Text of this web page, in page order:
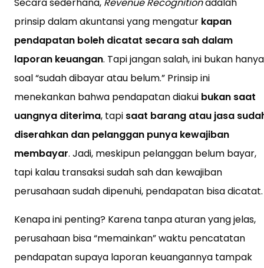
Secara sederhana, Revenue Recognitionadalah
prinsip dalam akuntansi yang mengatur kapan
pendapatan boleh dicatat secara sah dalam
laporan keuangan. Tapi jangan salah, ini bukan hanya
soal “sudah dibayar atau belum.” Prinsip ini
menekankan bahwa pendapatan diakui bukan saat
uangnya diterima, tapi saat barang atau jasa
diserahkan dan pelanggan punya kewajiban
membayar. Jadi, meskipun pelanggan belum bayar,
tapi kalau transaksi sudah sah dan kewajiban
perusahaan sudah dipenuhi, pendapatan bisa dicatat.
Kenapa ini penting? Karena tanpa aturan yang jelas,
perusahaan bisa “memainkan” waktu pencatatan
pendapatan supaya laporan keuangannya tampak